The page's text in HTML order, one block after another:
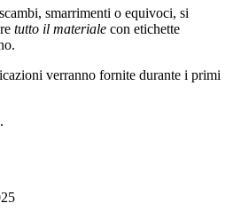
smarrimenti o equivoci, si
tutto il materiale con etichette
verranno fornite durante i primi